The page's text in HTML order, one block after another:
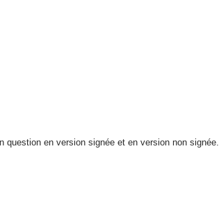
question en version signée et en version non signée.